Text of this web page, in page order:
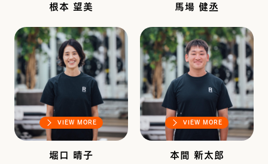
根本 望美 馬場 健丞
VIEW MORE
堀口 晴子
VIEW MORE
本間 新太郎